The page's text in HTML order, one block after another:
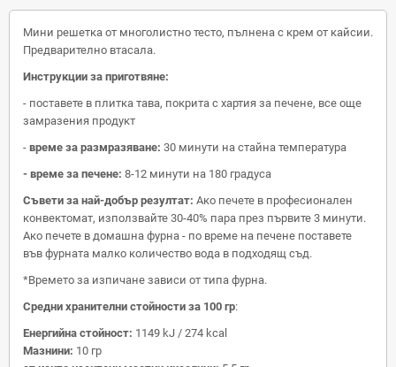
Мини решетка от многолистно тесто, пълнена с крем от кайсии.
Предварително втасала.
Инструкции за приготвяне:
- поставете в плитка тава, покрита с хартия за печене, все още
замразения продукт
- време за размразяване: 30 минути на стайна температура
- време за печене: 8-12 минути на 180 градуса
Съвети за най-добър резултат: Ако печете в професионален
конвектомат, използвайте 30-40% пара през първите 3 минути.
Ако печете в домашна фурна - по време на печене поставете
във фурната малко количество вода в подходящ съд.
*Времето за изпичане зависи от типа фурна.
Средни хранителни стойности за 100 гр:
Енергийна стойност: 1149 kJ / 274 kcal
Мазнини: 10 гр